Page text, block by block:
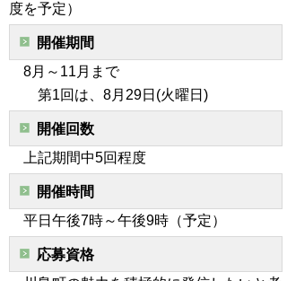
度を予定）
開催期間
8月～11月まで
第1回は、8月29日(火曜日)
開催回数
上記期間中5回程度
開催時間
平日午後7時～午後9時（予定）
応募資格